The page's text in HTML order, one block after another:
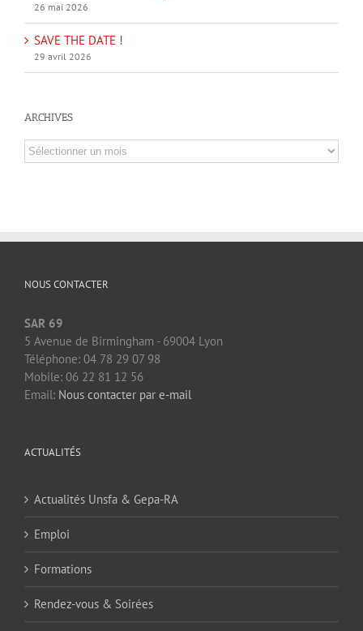
26 mai 2026
SAVE THE DATE !
29 avril 2026
ARCHIVES
Archives
NOUS CONTACTER
SAR 69
5 Avenue de Birmingham - 69004 Lyon
Téléphone: 04 78 29 07 98
Mobile: 06 22 81 12 56
Email: Nous contacter par e-mail
ACTUALITÉS
Actualités Unsfa & Gepa-RA
Emploi
Formations
Rendez-vous & Soirées